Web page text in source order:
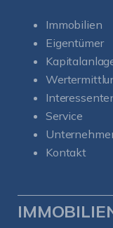
Immobilien
Eigentümer
Service
Kontakt